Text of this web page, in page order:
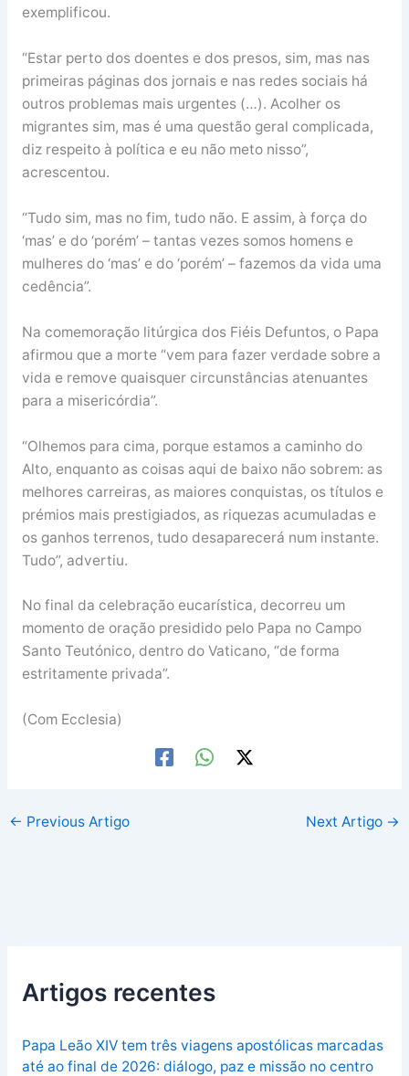
exemplificou.
“Estar perto dos doentes e dos presos, sim, mas nas
primeiras páginas dos jornais e nas redes sociais há
outros problemas mais urgentes (…). Acolher os
migrantes sim, mas é uma questão geral complicada,
diz respeito à política e eu não meto nisso”,
acrescentou.
“Tudo sim, mas no fim, tudo não. E assim, à força do
‘mas’ e do ‘porém’ – tantas vezes somos homens e
mulheres do ‘mas’ e do ‘porém’ – fazemos da vida uma
cedência”.
Na comemoração litúrgica dos Fiéis Defuntos, o Papa
afirmou que a morte “vem para fazer verdade sobre a
vida e remove quaisquer circunstâncias atenuantes
para a misericórdia”.
“Olhemos para cima, porque estamos a caminho do
Alto, enquanto as coisas aqui de baixo não sobrem: as
melhores carreiras, as maiores conquistas, os títulos e
prémios mais prestigiados, as riquezas acumuladas e
os ganhos terrenos, tudo desaparecerá num instante.
Tudo”, advertiu.
No final da celebração eucarística, decorreu um
momento de oração presidido pelo Papa no Campo
Santo Teutónico, dentro do Vaticano, “de forma
estritamente privada”.
(Com Ecclesia)
← Previous Artigo Next Artigo →
Artigos recentes
Papa Leão XIV tem três viagens apostólicas marcadas
até ao final de 2026: diálogo, paz e missão no centro